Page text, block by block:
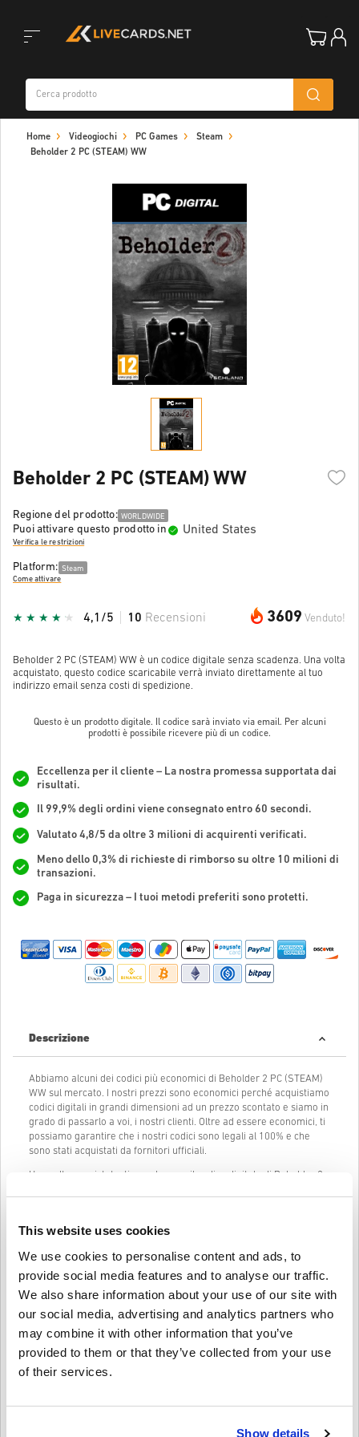
This website uses cookies
We use cookies to personalise content and ads, to
provide social media features and to analyse our traffic.
We also share information about your use of our site with
our social media, advertising and analytics partners who
may combine it with other information that you’ve
provided to them or that they’ve collected from your use
of their services.
Show details
navigation
Home Videogiochi PC Games
Steam
Beholder 2 PC (STEAM) WW
Beholder 2 PC (STEAM) WW
Regione del prodotto: WORLDWIDE
Puoi attivare questo prodotto in United States
Verifica le restrizioni
Platform: Steam
Come attivare
3609 Venduto!
4,1/5 10 Recensioni
Beholder 2 PC (STEAM) WW è un codice digitale senza scadenza. Una volta
acquistato, questo codice scaricabile verrà inviato direttamente al tuo
indirizzo email senza costi di spedizione.
Questo è un prodotto digitale. Il codice sarà inviato via email. Per alcuni
prodotti è possibile ricevere più di un codice.
Eccellenza per il cliente – La nostra promessa supportata dai
risultati.
Il 99,9% degli ordini viene consegnato entro 60 secondi.
Valutato 4,8/5 da oltre 3 milioni di acquirenti verificati.
Meno dello 0,3% di richieste di rimborso su oltre 10 milioni di
transazioni.
Paga in sicurezza – I tuoi metodi preferiti sono protetti.
Descrizione
Abbiamo alcuni dei codici più economici di Beholder 2 PC (STEAM)
WW sul mercato. I nostri prezzi sono economici perché acquistiamo
codici digitali in grandi dimensioni ad un prezzo scontato e siamo in
grado di passarlo a voi, i nostri clienti. Oltre ad essere economici, ti
possiamo garantire che i nostri codici sono legali al 100% e che
sono stati acquistati da fornitori ufficiali.
Una volta acquistato, ti manderemo il codice digitale di Beholder 2
La nostra Live Chat (24/7) e il nostro eccellente supporto clienti
riguardo al codice di Beholder 2 PC (STEAM) WW.
Il nostro sistema di acquisto facile che comprende solo 3 passaggi
non contiene alcun modulo fastidioso o questionario da compilare e
richiede solamente un indirizzo email e un metodo di pagamento
valido, così da rendere il processo di acquisto di Beholder 2 PC
(STEAM) WW da livecards.net veloce e facile.
Nuovo su Livecards.net? Acquistare codici digitali è semplice e